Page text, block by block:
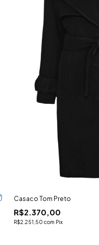
Casaco Tom Preto
R$2.370,00
R$2.251,50 com Pix